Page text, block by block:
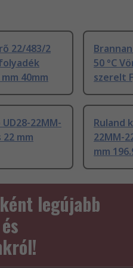
22/483/2
mm 40mm
50 °C
szerelt
22MM-
22 mm
Ruland
22MM-
mm
legújabb